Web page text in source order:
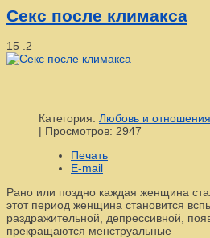
Секс после климакса
15 .2
Категория: Любовь и отношения
| Просмотров: 2947
Печать
E-mail
Рано или поздно каждая женщина
этот период женщина становится
раздражительной, депрессивной,
прекращаются менструальные